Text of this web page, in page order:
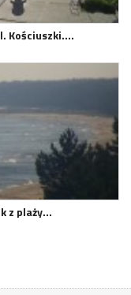
Kościuszki.…
z plaży…